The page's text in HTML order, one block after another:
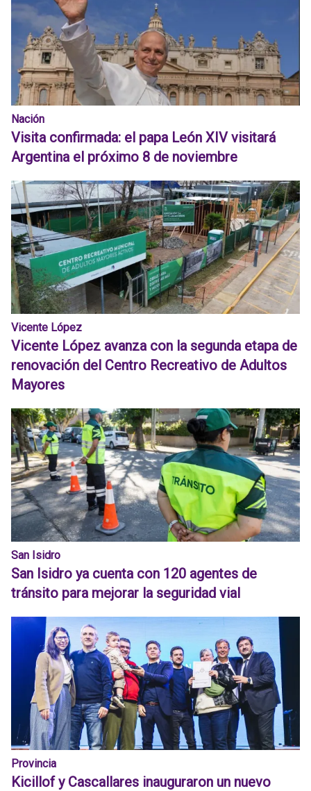
Nación
Visita confirmada: el papa León XIV visitará
Argentina el próximo 8 de noviembre
Vicente López
Vicente López avanza con la segunda etapa de
renovación del Centro Recreativo de Adultos
Mayores
San Isidro
San Isidro ya cuenta con 120 agentes de
tránsito para mejorar la seguridad vial
Provincia
Kicillof y Cascallares inauguraron un nuevo